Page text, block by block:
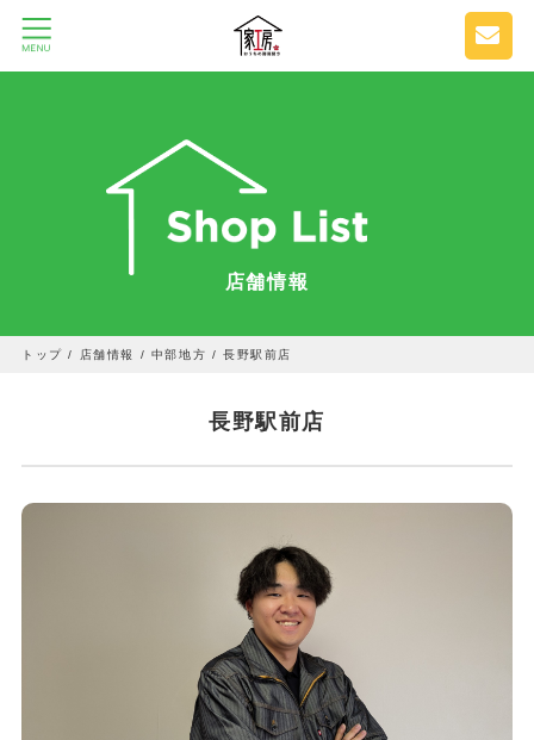
店舗情報
トップ / 店舗情報 / 中部地方 /長野駅前店
長野駅前店